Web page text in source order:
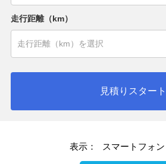
走行距離（km）
見積りスタート
表示： スマートフォン